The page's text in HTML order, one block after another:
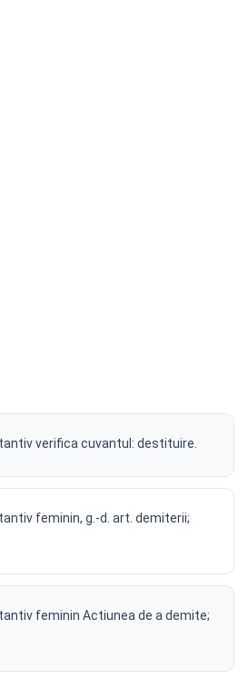
verifica cuvantul: destituire.
feminin, g.-d. art. demiterii;
feminin Actiunea de a demite;